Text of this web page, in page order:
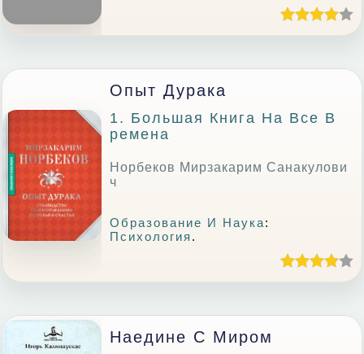
Опыт Дурака
1. Большая Книга На Все В
Ремена
Норбеков Мирзакарим Санакулови
ч
Образование И Наука:
Психология .
Наедине С Миром